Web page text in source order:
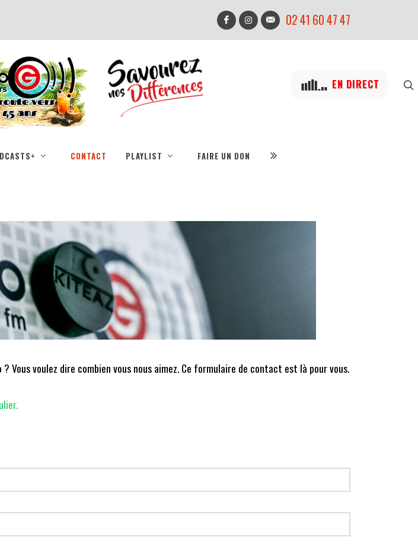
02 41 60 47 47
EN DIRECT
CONTACT PLAYLIST FAIRE UN DON
Vous voulez dire combien vous nous aimez. Ce formulaire de contact est là pour vous.